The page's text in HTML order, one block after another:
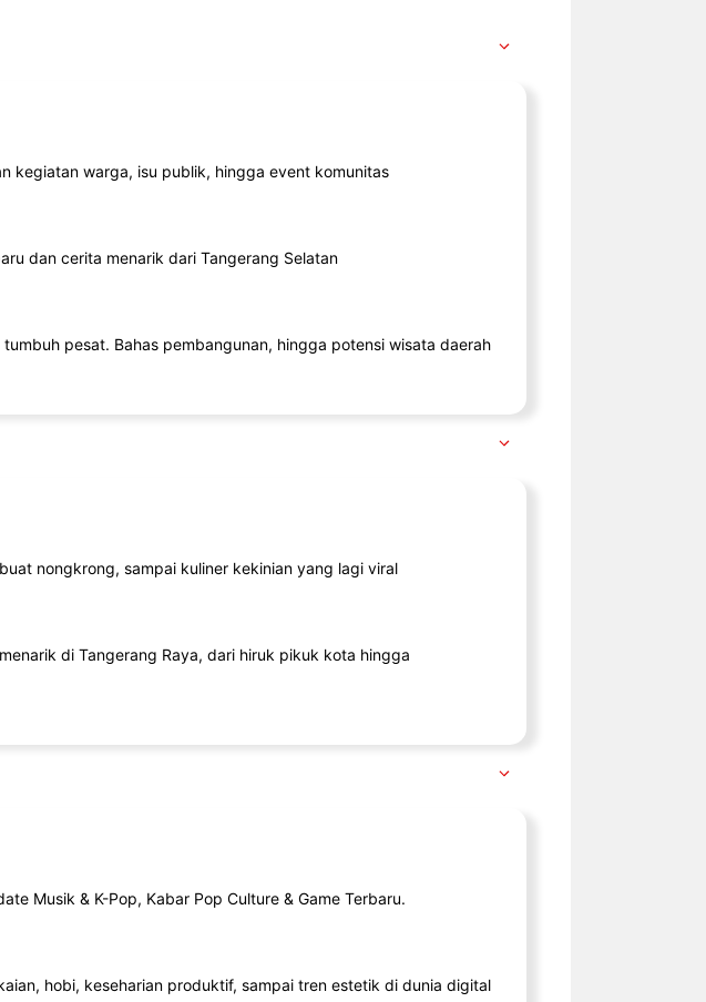
kegiatan warga, isu publik, hingga event komunitas
dan cerita menarik dari Tangerang Selatan
pesat. Bahas pembangunan, hingga potensi wisata daerah
nongkrong, sampai kuliner kekinian yang lagi viral
di Tangerang Raya, dari hiruk pikuk kota hingga
Musik & K-Pop, Kabar Pop Culture & Game Terbaru.
hobi, keseharian produktif, sampai tren estetik di dunia digital